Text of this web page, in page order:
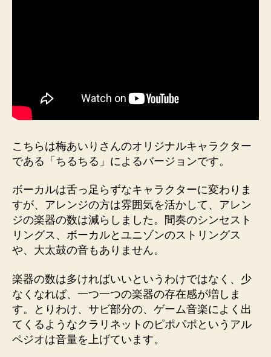
こちらは梅あいりさんのオリジナルキャラクター
である「ちるちる」によるバージョンです。
ボーカルは舌っ足らずなキャラクターに変わりま
すが、アレンジの方は雰囲気を活かして、アレン
ジの楽器の数は減らしました。間奏のシンセスト
リングス、ボーカルとユニゾンのストリングス
や、大太鼓の音もありません。
楽器の数は多ければいいというわけではなく、少
なくなれば、一つ一つの楽器の存在感が増しま
す。とりわけ、サビ部分の、ゲーム音楽によく出
てくるようなクラリネットのピポパポというアル
ペジオは音量を上げています。